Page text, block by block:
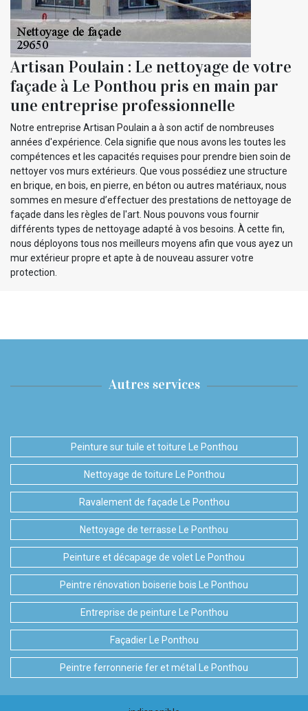
Artisan Poulain : Le nettoyage de votre
façade à Le Ponthou pris en main par
une entreprise professionnelle
Notre entreprise Artisan Poulain a à son actif de nombreuses
années d'expérience. Cela signifie que nous avons les toutes les
compétences et les capacités requises pour prendre bien soin de
nettoyer vos murs extérieurs. Que vous possédiez une structure
en brique, en bois, en pierre, en béton ou autres matériaux, nous
sommes en mesure d’effectuer des prestations de nettoyage de
façade dans les règles de l'art. Nous pouvons vous fournir
différents types de nettoyage adapté à vos besoins. À cette fin,
nous déployons tous nos meilleurs moyens afin que vous ayez un
mur extérieur propre et apte à de nouveau assurer votre
protection.
Autres services
Peinture sur tuile et toiture Le Ponthou
Nettoyage de toiture Le Ponthou
Ravalement de façade Le Ponthou
Nettoyage de terrasse Le Ponthou
Peinture et décapage de volet Le Ponthou
Peintre rénovation boiserie bois Le Ponthou
Entreprise de peinture Le Ponthou
Façadier Le Ponthou
Peintre ferronnerie fer et métal Le Ponthou